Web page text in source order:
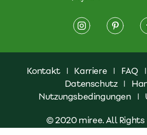
Kontakt | Karriere | FAQ |
Datenschutz |
Nutzungsbedingungen
|
© 2020 miree. All Rights